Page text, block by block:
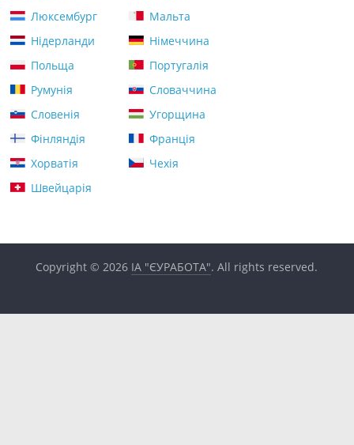
Люксембург
Мальта
Нідерланди
Німеччина
Польща
Португалія
Румунія
Словаччина
Словенія
Угорщина
Фінляндія
Франція
Хорватія
Чехія
Швейцарія
Copyright © 2026 ІА "ЄУРАБОТА". All rights reserved.